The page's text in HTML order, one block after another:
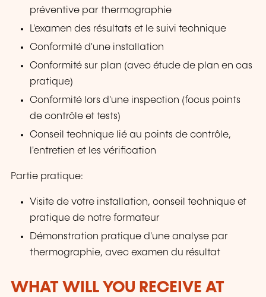
préventive par thermographie
L'examen des résultats et le suivi technique
Conformité d'une installation
Conformité sur plan (avec étude de plan en cas
pratique)
Conformité lors d'une inspection (focus points
de contrôle et tests)
Conseil technique lié au points de contrôle,
l'entretien et les vérification
Partie pratique:
Visite de votre installation, conseil technique et
pratique de notre formateur
Démonstration pratique d'une analyse par
thermographie, avec examen du résultat
WHAT WILL YOU RECEIVE AT